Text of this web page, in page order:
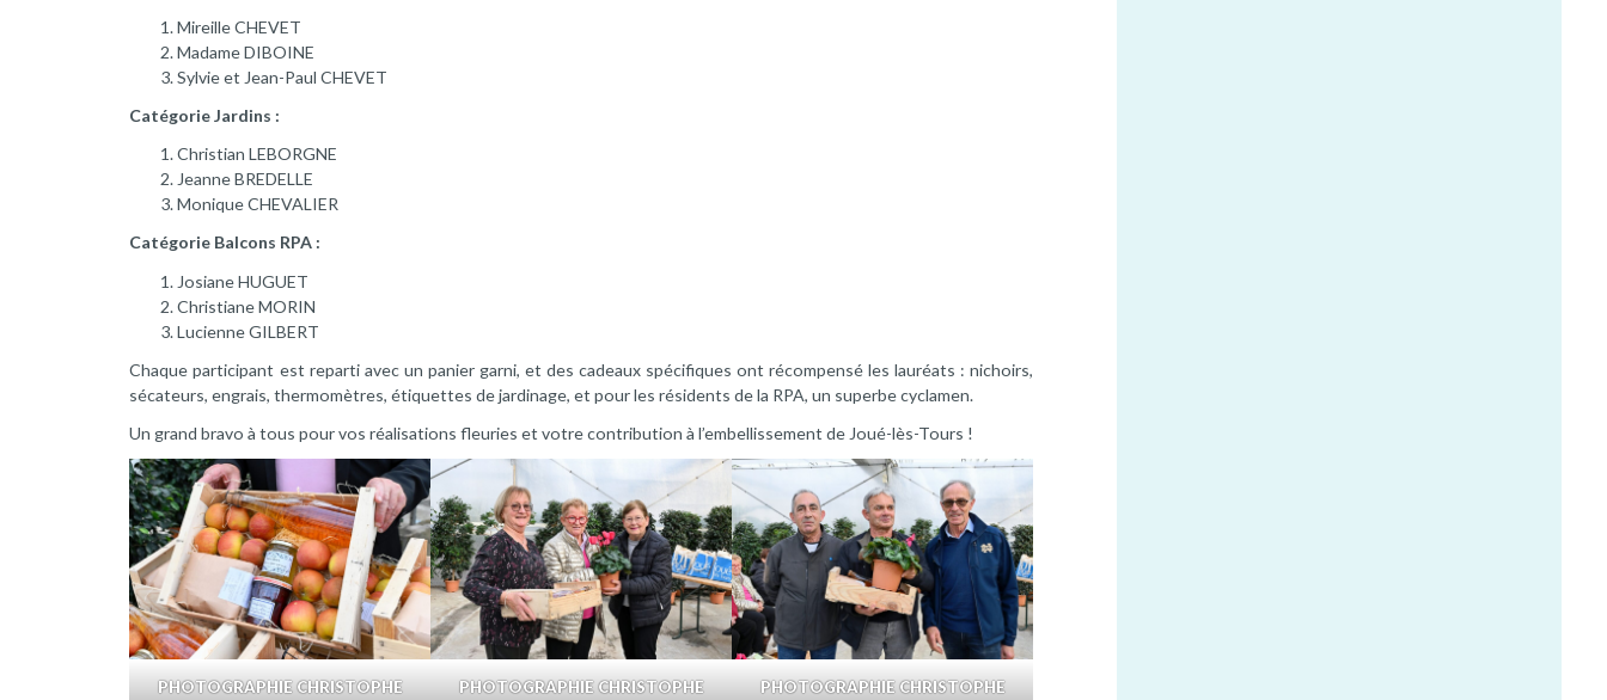
Mireille CHEVET
Madame DIBOINE
Sylvie et Jean-Paul CHEVET
Catégorie Jardins :
Christian LEBORGNE
Jeanne BREDELLE
Monique CHEVALIER
Catégorie Balcons RPA :
Josiane HUGUET
Christiane MORIN
Lucienne GILBERT
Chaque participant est reparti avec un panier garni, et des cadeaux spécifiques ont récompensé les lauréats : nichoirs,
sécateurs, engrais, thermomètres, étiquettes de jardinage, et pour les résidents de la RPA, un superbe cyclamen.
Un grand bravo à tous pour vos réalisations fleuries et votre contribution à l’embellissement de Joué-lès-Tours !
PHOTOGRAPHIE CHRISTOPHE
PHOTOGRAPHIE CHRISTOPHE
PHOTOGRAPHIE CHRISTOPHE